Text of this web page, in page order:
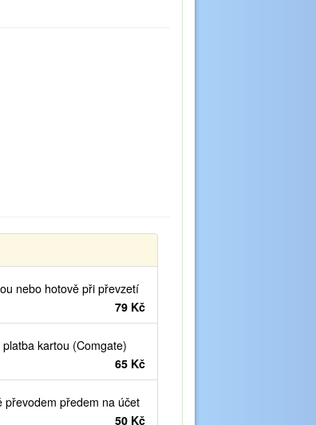
nebo hotově při převzetí
79 Kč
kartou (Comgate)
65 Kč
převodem předem na účet
50 Kč